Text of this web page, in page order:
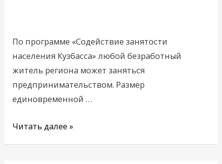
По программе «Содействие занятости
населения Кузбасса» любой безработный
житель региона может заняться
предпринимательством. Размер
единовременной …
и
стали
предпринимателями
Читать далее »